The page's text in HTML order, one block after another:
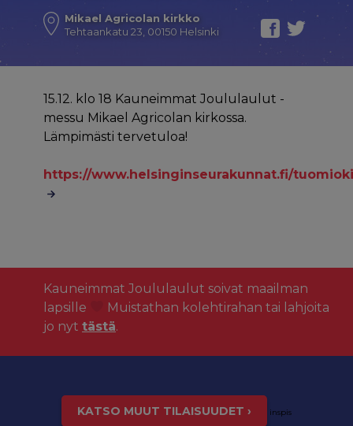
Mikael Agricolan kirkko
Tehtaankatu 23, 00150 Helsinki
15.12. klo 18 Kauneimmat Joululaulut -
messu Mikael Agricolan kirkossa.
Lämpimästi tervetuloa!
https://www.helsinginseurakunnat.fi/
Kauneimmat Joululaulut soivat maailman
lapsille
Muistathan kolehtirahan tai lahjoita
jo nyt tästä.
KATSO MUUT TILAISUUDET › inspis